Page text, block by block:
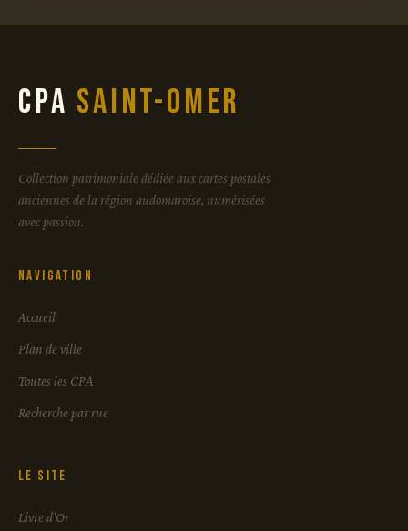
CPA Saint-Omer
Collection patrimoniale dédiée aux cartes postales
anciennes de la région audomaroise, numérisées
avec passion.
Navigation
Accueil
Plan de ville
Toutes les CPA
Recherche par rue
Le site
Livre d'Or